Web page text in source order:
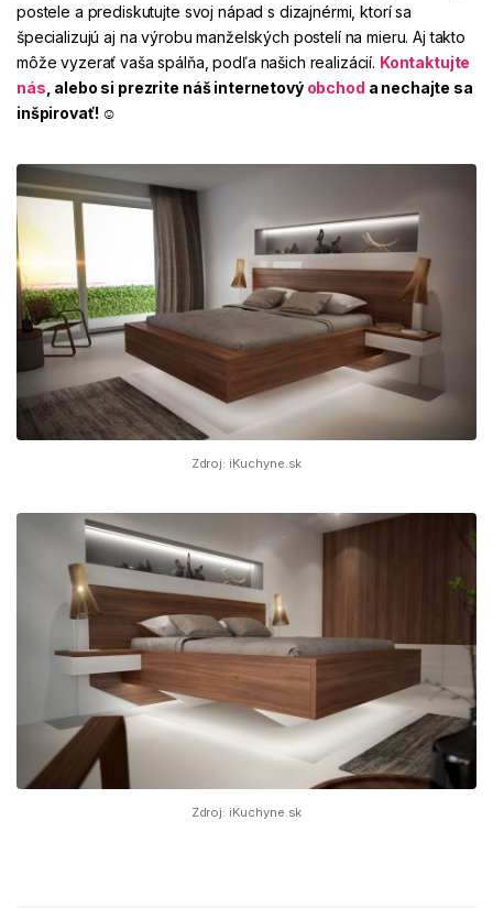
postele a prediskutujte svoj nápad s dizajnérmi, ktorí sa
špecializujú aj na výrobu manželských postelí na mieru. Aj takto
môže vyzerať vaša spálňa, podľa našich realizácií. Kontaktujte
nás , alebo si prezrite náš internetový obchod a nechajte sa
inšpirovať! ☺
Zdroj: iKuchyne.sk
Zdroj: iKuchyne.sk